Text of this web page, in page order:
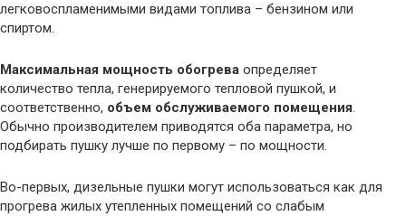
легковоспламенимыми видами топлива – бензином или
спиртом.
Максимальная мощность обогрева определяет
количество тепла, генерируемого тепловой пушкой, и
соответственно, объем обслуживаемого помещения.
Обычно производителем приводятся оба параметра, но
подбирать пушку лучше по первому – по мощности.
Во-первых, дизельные пушки могут использоваться как для
прогрева жилых утепленных помещений со слабым